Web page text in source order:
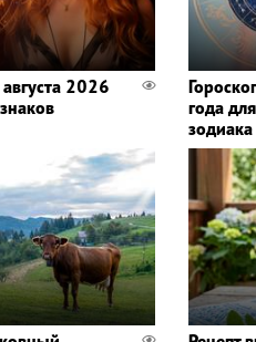
2026
года
зодиака